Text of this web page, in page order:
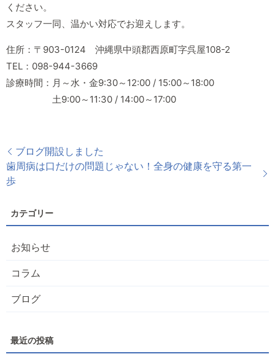
ください。
スタッフ一同、温かい対応でお迎えします。
住所：〒903-0124 沖縄県中頭郡西原町字呉屋108-2
TEL：098-944-3669
診療時間：月～水・金9:30～12:00 / 15:00～18:00
土9:00～11:30 / 14:00～17:00
ブログ開設しました
歯周病は口だけの問題じゃない！全身の健康を守る第一
歩
お知らせ
コラム
ブログ